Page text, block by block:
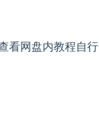
看网盘内教程自行